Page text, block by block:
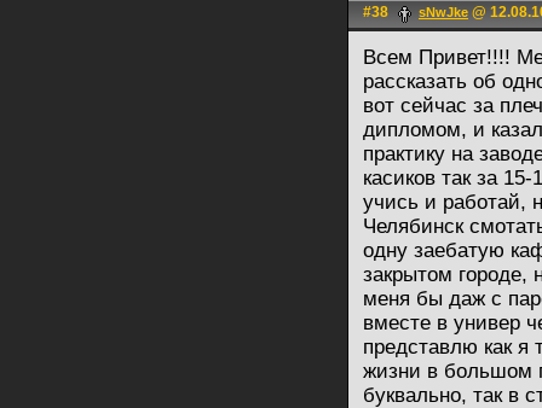
#38 sNwJke @
Всем Привет!!!!
рассказать об
вот сейчас за
дипломом, и
практику на
касиков так за
учись и работай,
Челябинск
одну заебатую
закрытом городе,
меня бы даж с
вместе в универ
представлю как
жизни в большом
буквально, так в